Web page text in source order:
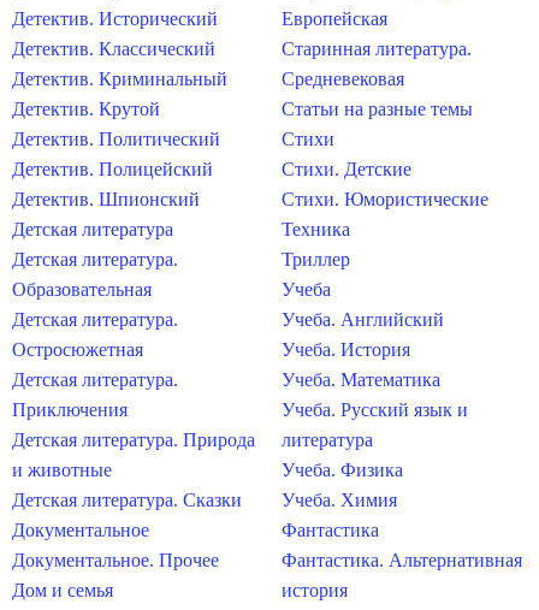
Детектив. Исторический
Детектив. Классический
Детектив. Криминальный
Детектив. Крутой
Детектив. Политический
Детектив. Полицейский
Детектив. Шпионский
Детская литература
Детская литература.
Образовательная
Детская литература.
Остросюжетная
Детская литература.
Приключения
Детская литература. Природа
и животные
Детская литература. Сказки
Документальное
Документальное. Прочее
Дом и семья
Европейская
Старинная литература.
Средневековая
Статьи на разные темы
Стихи
Стихи. Детские
Стихи. Юмористические
Техника
Триллер
Учеба
Учеба. Английский
Учеба. История
Учеба. Математика
Учеба. Русский язык и
литература
Учеба. Физика
Учеба. Химия
Фантастика
Фантастика. Альтернативная
история